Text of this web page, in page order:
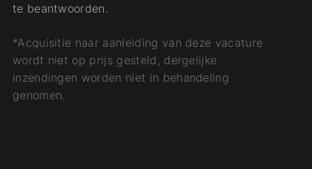
te beantwoorden.
*Acquisitie naar aanleiding van deze vacature
wordt niet op prijs gesteld, dergelijke
inzendingen worden niet in behandeling
genomen.